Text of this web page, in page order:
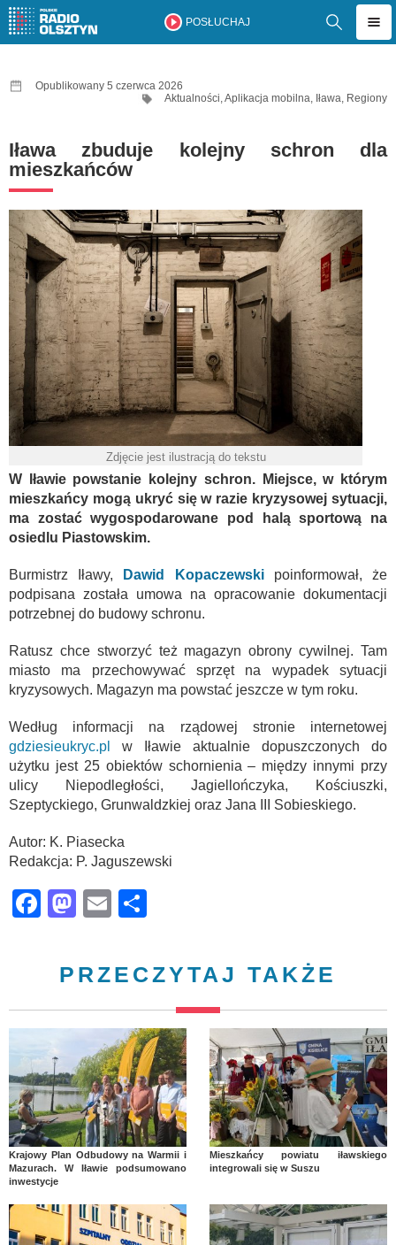
POSŁUCHAJ
Opublikowany 5 czerwca 2026
Aktualności,Aplikacja mobilna, Iława, Regiony
Iława zbuduje kolejny schron dla
mieszkańców
Zdjęcie jest ilustracją do tekstu
W Iławie powstanie kolejny schron. Miejsce, w którym
mieszkańcy mogą ukryć się w razie kryzysowej sytuacji,
ma zostać wygospodarowane pod halą sportową na
osiedlu Piastowskim.
Burmistrz Iławy, Dawid Kopaczewskipoinformował, że
podpisana została umowa na opracowanie dokumentacji
potrzebnej do budowy schronu.
Ratusz chce stworzyć też magazyn obrony cywilnej. Tam
miasto ma przechowywać sprzęt na wypadek sytuacji
kryzysowych. Magazyn ma powstać jeszcze w tym roku.
Według informacji na rządowej stronie internetowej
gdziesieukryc.pl
w Iławie aktualnie dopuszczonych do
użytku jest 25 obiektów schornienia – między innymi przy
ulicy Niepodległości, Jagiellończyka, Kościuszki,
Szeptyckiego, Grunwaldzkiej oraz Jana III Sobieskiego.
Autor: K. Piasecka
Redakcja: P. Jaguszewski
Facebook
Mastodon
Email
PRZECZYTAJ TAKŻE
Krajowy Plan Odbudowy na Warmii i
Mazurach. W Iławie podsumowano
inwestycje
Mieszkańcy powiatu iławskiego
integrowali się w Suszu